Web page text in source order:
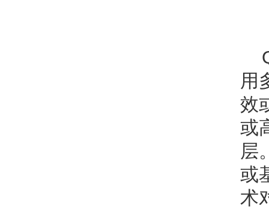
用
效
或
层
或
术